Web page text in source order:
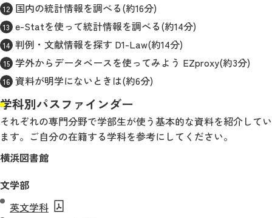
国内の統計情報を調べる(約16分)
e-Statを使って統計情報を調べる(約14分)
判例・文献情報を探す D1-Law(約14分)
学外からデータベースを使ってみよう EZproxy(約3分)
資料が明学にないときは(約6分)
学科別パスファインダー
それぞれの専門分野で学部生が使う基本的な資料を紹介してい
ます。ご自分の在籍する学科を参考にしてください。
横浜図書館
文学部
英文学科